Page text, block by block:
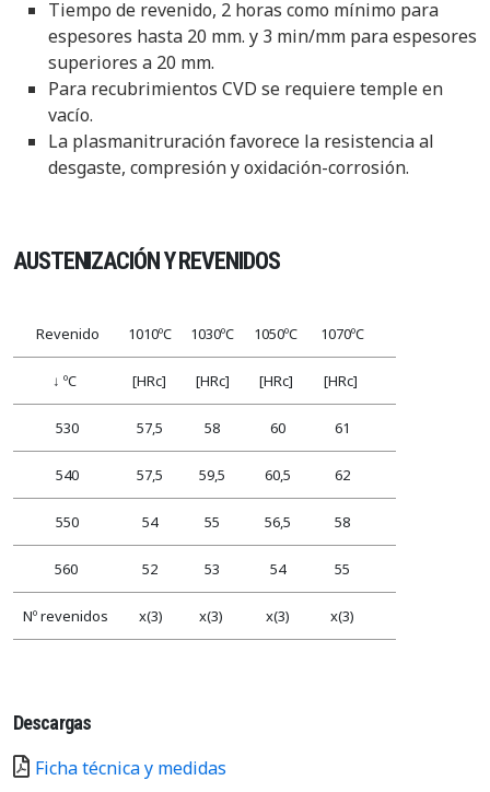
Tiempo de revenido, 2 horas como mínimo para
espesores hasta 20 mm. y 3 min/mm para espesores
superiores a 20 mm.
Para recubrimientos CVD se requiere temple en
vacío.
La plasmanitruración favorece la resistencia al
desgaste, compresión y oxidación-corrosión.
AUSTENIZACIÓN Y REVENIDOS
Revenido 1010ºC 1030ºC 1050ºC 1070ºC
↓ ºC [HRc] [HRc] [HRc] [HRc]
530 57,5 58 60 61
540 57,5 59,5 60,5 62
550 54 55 56,5 58
560 52 53 54 55
Nº revenidos x(3) x(3) x(3) x(3)
Descargas
Ficha técnica y medidas